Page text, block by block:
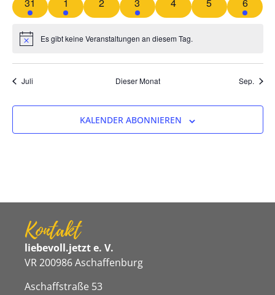
31 1 2 3 4 5 6
HinweisEs gibt keine Veranstaltungen an diesem Tag.
Juli Dieser Monat Sep.
KALENDER ABONNIEREN
Kontakt
liebevoll.jetzt e. V.
VR 200986 Aschaffenburg
Aschaffstraße 53